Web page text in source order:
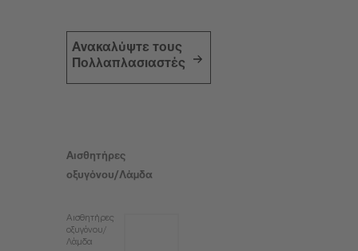
Ανακαλύψτε τους
Πολλαπλασιαστές
Αισθητήρες
οξυγόνου/Λάμδα
Αισθητήρες
οξυγόνου/
Λάμδα